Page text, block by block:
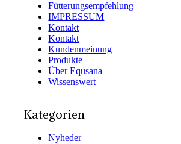
Fütterungsempfehlung
IMPRESSUM
Kontakt
Kontakt
Kundenmeinung
Produkte
Über Equsana
Wissenswert
Kategorien
Nyheder